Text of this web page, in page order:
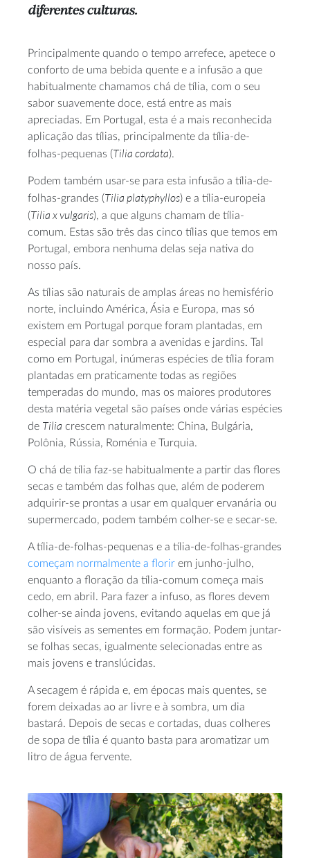
diferentes culturas.
Principalmente quando o tempo arrefece, apetece o
conforto de uma bebida quente e a infusão a que
habitualmente chamamos chá de tília, com o seu
sabor suavemente doce, está entre as mais
apreciadas. Em Portugal, esta é a mais reconhecida
aplicação das tílias, principalmente da tília-de-
folhas-pequenas (Tilia cordata).
Podem também usar-se para esta infusão a tília-de-
folhas-grandes (Tilia platyphyllos) e a tília-europeia
(Tilia x vulgaris), a que alguns chamam de tília-
comum. Estas são três das cinco tílias que temos em
Portugal, embora nenhuma delas seja nativa do
nosso país.
As tílias são naturais de amplas áreas no hemisfério
norte, incluindo América, Ásia e Europa, mas só
existem em Portugal porque foram plantadas, em
especial para dar sombra a avenidas e jardins. Tal
como em Portugal, inúmeras espécies de tília foram
plantadas em praticamente todas as regiões
temperadas do mundo, mas os maiores produtores
desta matéria vegetal são países onde várias espécies
de Tilia crescem naturalmente: China, Bulgária,
Polônia, Rússia, Roménia e Turquia.
O chá de tília faz-se habitualmente a partir das flores
secas e também das folhas que, além de poderem
adquirir-se prontas a usar em qualquer ervanária ou
supermercado, podem também colher-se e secar-se.
A tília-de-folhas-pequenas e a tília-de-folhas-grandes
começam normalmente a florir em junho-julho,
enquanto a floração da tília-comum começa mais
cedo, em abril. Para fazer a infuso, as flores devem
colher-se ainda jovens, evitando aquelas em que já
são visíveis as sementes em formação. Podem juntar-
se folhas secas, igualmente selecionadas entre as
mais jovens e translúcidas.
A secagem é rápida e, em épocas mais quentes, se
forem deixadas ao ar livre e à sombra, um dia
bastará. Depois de secas e cortadas, duas colheres
de sopa de tília é quanto basta para aromatizar um
litro de água fervente.